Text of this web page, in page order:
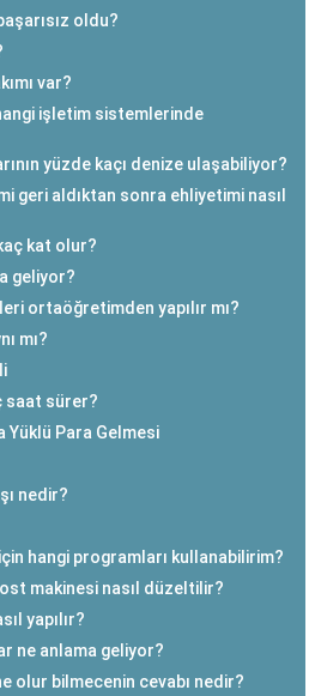
oldu?
var?
işletim sistemlerinde
yüzde kaçı denize ulaşabiliyor?
geri aldıktan sonra ehliyetimi nasıl
kat olur?
geliyor?
ortaöğretimden yapılır mı?
mı?
saat sürer?
Yüklü Para Gelmesi
nedir?
hangi programları kullanabilirim?
makinesi nasıl düzeltilir?
yapılır?
ne anlama geliyor?
olur bilmecenin cevabı nedir?